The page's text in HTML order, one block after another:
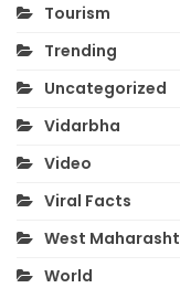
Tourism
Trending
Uncategorized
Vidarbha
Video
Viral Facts
West
World